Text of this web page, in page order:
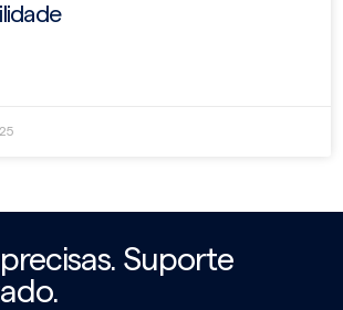
Suporte